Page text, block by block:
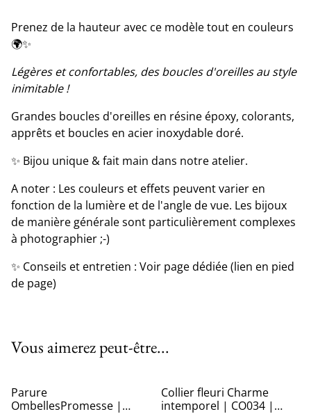
Prenez de la hauteur avec ce modèle tout en couleurs
🌍✨
Légères et confortables, des boucles d'oreilles au style
inimitable !
Grandes boucles d'oreilles en résine époxy, colorants,
apprêts et boucles en acier inoxydable doré.
✨ Bijou unique & fait main dans notre atelier.
A noter : Les couleurs et effets peuvent varier en
fonction de la lumière et de l'angle de vue. Les bijoux
de manière générale sont particulièrement complexes
à photographier ;-)
✨ Conseils et entretien : Voir page dédiée (lien en pied
de page)
Vous aimerez peut-être...
Parure
OmbellesPromesse |
Collier fleuri Charme
intemporel | CO034 |